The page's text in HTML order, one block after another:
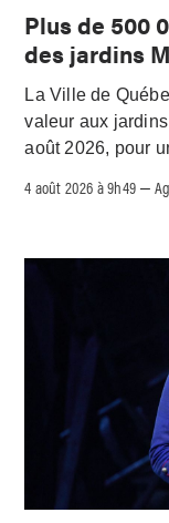
Plus de 500
des jardins
La Ville de
valeur aux
août 2026, pour
4 août 2026 à 9h49 –